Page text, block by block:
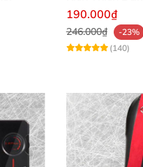
hò”, “tình ái”, và
190.000₫
246.000₫
-23%
(140)